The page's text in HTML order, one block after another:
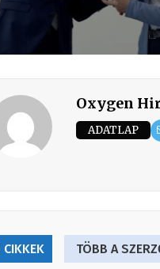
Oxygen
ADATLAP
TÖBB A